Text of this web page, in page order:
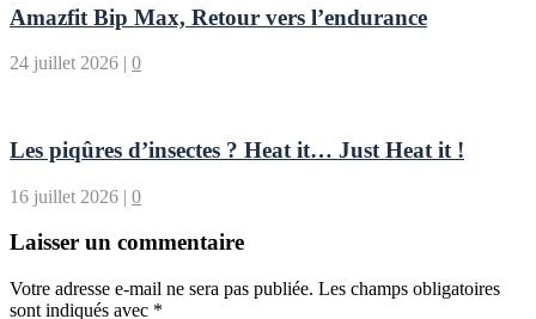
Amazfit Bip Max, Retour vers l’endurance
24 juillet 2026 | 0
Les piqûres d’insectes ? Heat it… Just Heat it !
16 juillet 2026 | 0
Laisser un commentaire
Votre adresse e-mail ne sera pas publiée. Les champs obligatoires
sont indiqués avec *